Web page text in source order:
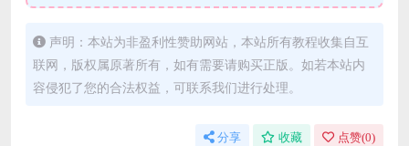
声明：本站为非盈利性赞助网站，本站所有教程收集自互
联网，版权属原著所有，如有需要请购买正版。如若本站内
容侵犯了您的合法权益，可联系我们进行处理。
分享 收藏 点赞(0)